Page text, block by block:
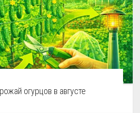
огурцов в августе